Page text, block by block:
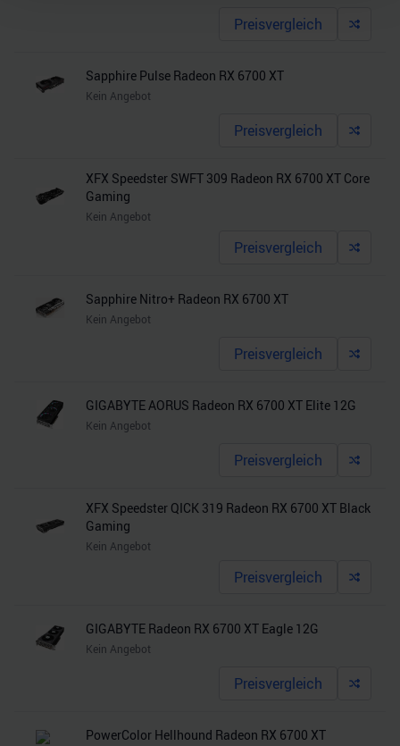
Wir verwenden Cookies, um Inhalte und Anzeigen zu
zu können und die Zugriffe auf unsere Website zu
analysieren. Außerdem geben wir Informationen zu Ihrer
soziale Medien, Werbung und Analysen weiter. Unsere
weiteren Daten zusammen, die Sie ihnen bereitgestellt
haben oder die sie im Rahmen Ihrer Nutzung der Dienste
gesammelt haben.
Preisvergleich
Sapphire Pulse Radeon RX 6700 XT
Kein Angebot
Preisvergleich
XFX Speedster SWFT 309 Radeon RX 6700 XT Core
Gaming
Kein Angebot
Preisvergleich
Sapphire Nitro+ Radeon RX 6700 XT
Kein Angebot
Preisvergleich
GIGABYTE AORUS Radeon RX 6700 XT Elite 12G
Kein Angebot
Preisvergleich
XFX Speedster QICK 319 Radeon RX 6700 XT Black
Gaming
Kein Angebot
Preisvergleich
GIGABYTE Radeon RX 6700 XT Eagle 12G
Kein Angebot
Preisvergleich
PowerColor Hellhound Radeon RX 6700 XT